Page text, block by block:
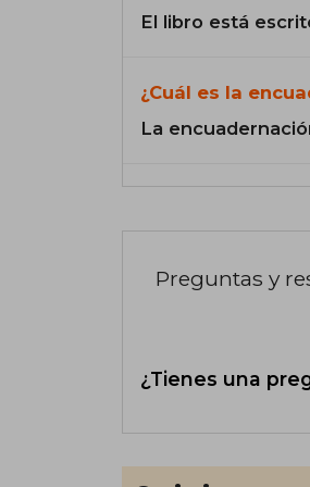
El libro está
¿Cuál es la
La
Preguntas y
¿Tienes una